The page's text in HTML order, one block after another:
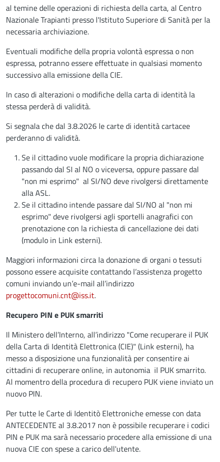
al temine delle operazioni di richiesta della carta, al Centro
Nazionale Trapianti presso l'Istituto Superiore di Sanità per la
necessaria archiviazione.
Eventuali modifiche della propria volontà espressa o non
espressa, potranno essere effettuate in qualsiasi momento
successivo alla emissione della CIE.
In caso di alterazioni o modifiche della carta di identità la
stessa perderà di validità.
Si segnala che dal 3.8.2026 le carte di identità cartacee
perderanno di validità.
Se il cittadino vuole modificare la propria dichiarazione
passando dal SI al NO o viceversa, oppure passare dal
"non mi esprimo" al SI/NO deve rivolgersi direttamente
alla ASL.
Se il cittadino intende passare dal SI/NO al "non mi
esprimo" deve rivolgersi agli sportelli anagrafici con
prenotazione con la richiesta di cancellazione dei dati
(modulo in Link esterni).
Maggiori informazioni circa la donazione di organi o tessuti
possono essere acquisite contattando l’assistenza progetto
comuni inviando un’e-mail all’indirizzo
progettocomuni.cnt@iss.it.
Recupero PIN e PUK smarriti
Il Ministero dell’Interno, all’indirizzo "Come recuperare il PUK
della Carta di Identità Elettronica (CIE)" (Link esterni), ha
messo a disposizione una funzionalità per consentire ai
cittadini di recuperare online, in autonomia il PUK smarrito.
Al momentro della procedura di recupero PUK viene inviato un
nuovo PIN.
Per tutte le Carte di Identitò Elettroniche emesse con data
ANTECEDENTE al 3.8.2017 non è possibile recuperare i codici
PIN e PUK ma sarà necessario procedere alla emissione di una
nuova CIE con spese a carico dell'utente.